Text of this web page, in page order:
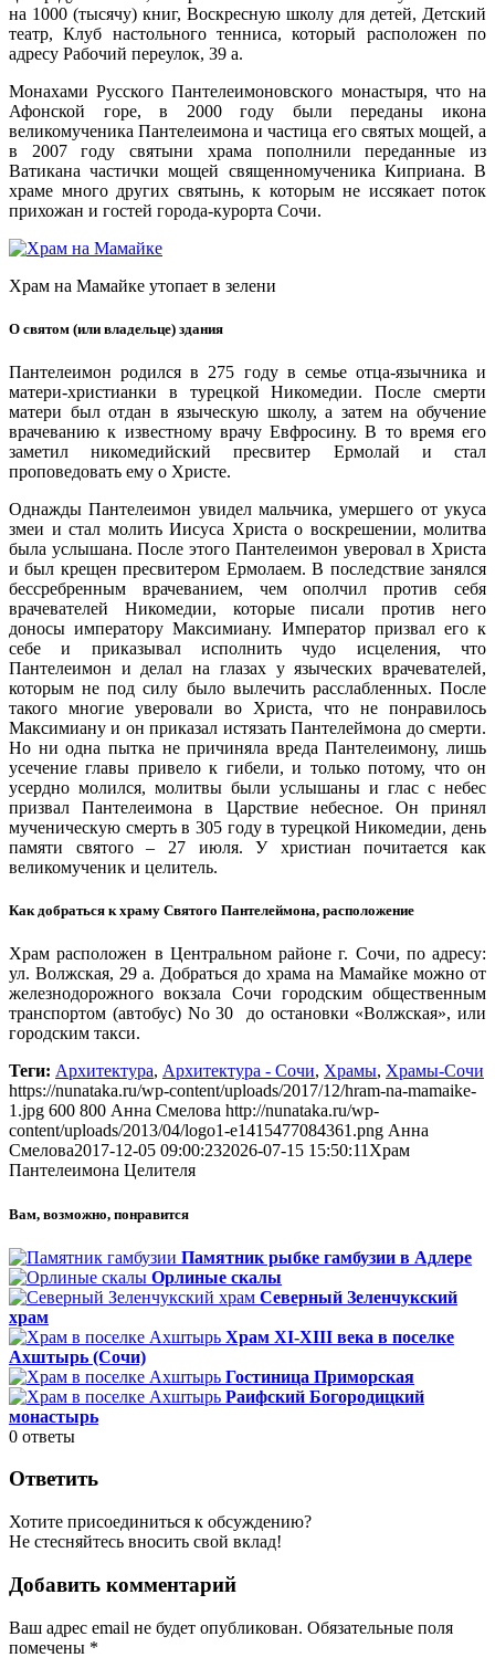
на 1000 (тысячу) книг, Воскресную школу для детей, Детский
театр, Клуб настольного тенниса, который расположен по
адресу Рабочий переулок, 39 а.
Монахами Русского Пантелеимоновского монастыря, что на
Афонской горе, в 2000 году были переданы икона
великомученика Пантелеимона и частица его святых мощей, а
в 2007 году святыни храма пополнили переданные из
Ватикана частички мощей священномученика Киприана. В
храме много других святынь, к которым не иссякает поток
прихожан и гостей города-курорта Сочи.
Храм на Мамайке утопает в зелени
О святом (или владельце) здания
Пантелеимон родился в 275 году в семье отца-язычника и
матери-христианки в турецкой Никомедии. После смерти
матери был отдан в языческую школу, а затем на обучение
врачеванию к известному врачу Евфросину. В то время его
заметил никомедийский пресвитер Ермолай и стал
проповедовать ему о Христе.
Однажды Пантелеимон увидел мальчика, умершего от укуса
змеи и стал молить Иисуса Христа о воскрешении, молитва
была услышана. После этого Пантелеимон уверовал в Христа
и был крещен пресвитером Ермолаем. В последствие занялся
бессребренным врачеванием, чем ополчил против себя
врачевателей Никомедии, которые писали против него
доносы императору Максимиану. Император призвал его к
себе и приказывал исполнить чудо исцеления, что
Пантелеимон и делал на глазах у языческих врачевателей,
которым не под силу было вылечить расслабленных. После
такого многие уверовали во Христа, что не понравилось
Максимиану и он приказал истязать Пантелеймона до смерти.
Но ни одна пытка не причиняла вреда Пантелеимону, лишь
усечение главы привело к гибели, и только потому, что он
усердно молился, молитвы были услышаны и глас с небес
призвал Пантелеимона в Царствие небесное. Он принял
мученическую смерть в 305 году в турецкой Никомедии, день
памяти святого – 27 июля. У христиан почитается как
великомученик и целитель.
Как добраться к храму Святого Пантелеймона, расположение
Храм расположен в Центральном районе г. Сочи, по адресу:
ул. Волжская, 29 а. Добраться до храма на Мамайке можно от
железнодорожного вокзала Сочи городским общественным
транспортом (автобус) No 30 до остановки «Волжская», или
городским такси.
Теги: Архитектура, Архитектура - Сочи, Храмы, Храмы-Сочи
https://nunataka.ru/wp-content/uploads/2017/12/hram-na-mamaike-
1.jpg 600 800 Анна Смелова http://nunataka.ru/wp-
content/uploads/2013/04/logo1-e1415477084361.png Анна
Смелова2017-12-05 09:00:232026-07-15 15:50:11Храм
Пантелеимона Целителя
Вам, возможно, понравится
Памятник рыбке гамбузии в Адлере
Орлиные скалы
Северный Зеленчукский
храм
Храм XI-XIII века в поселке
Ахштырь (Сочи)
Гостиница Приморская
Раифский Богородицкий
монастырь
0 ответы
Ответить
Хотите присоединиться к обсуждению?
Не стесняйтесь вносить свой вклад!
Добавить комментарий
Ваш адрес email не будет опубликован. Обязательные поля
помечены *